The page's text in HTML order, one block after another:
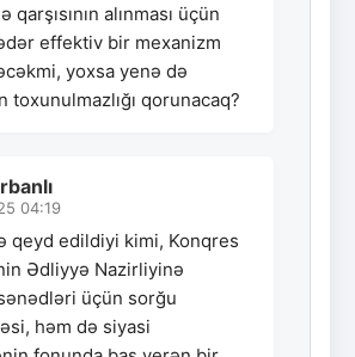
qarşısının alınması üçün
effektiv bir mexanizm
yoxsa yenə də
toxunulmazlığı qorunacaq?
04:19
qeyd edildiyi kimi, Konqres
Ədliyyə Nazirliyinə
üçün sorğu
həm də siyasi